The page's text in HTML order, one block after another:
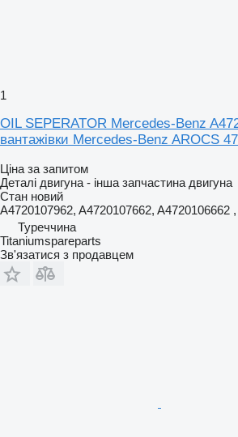
1
OIL SEPERATOR Mercedes-Benz
вантажівки Mercedes-Benz AROCS
Ціна за запитом
Деталі двигуна - інша запчастина двигуна
Стан новий
A4720107962, A4720107662, A4720106662
Туреччина
Titaniumspareparts
Зв'язатися з продавцем